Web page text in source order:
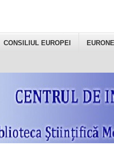
CONSILIUL EUROPEI